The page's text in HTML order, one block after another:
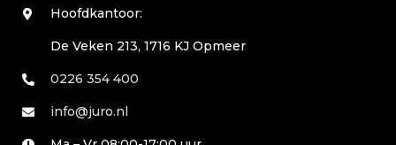
Hoofdkantoor:
De Veken 213, 1716 KJ Opmeer
0226 354 400
info@juro.nl